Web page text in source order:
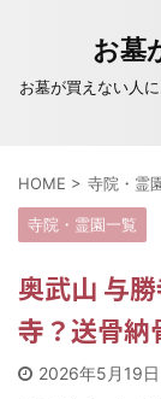
お墓
お墓が買えない人
HOME > 寺院・霊
寺院・霊園一覧
奥武山 与
寺？送骨納
2026年5月19日